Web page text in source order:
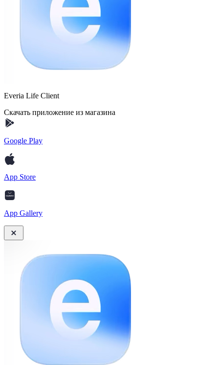
Everia Life Client
Скачать приложение из магазина
Google Play
App Store
App Gallery